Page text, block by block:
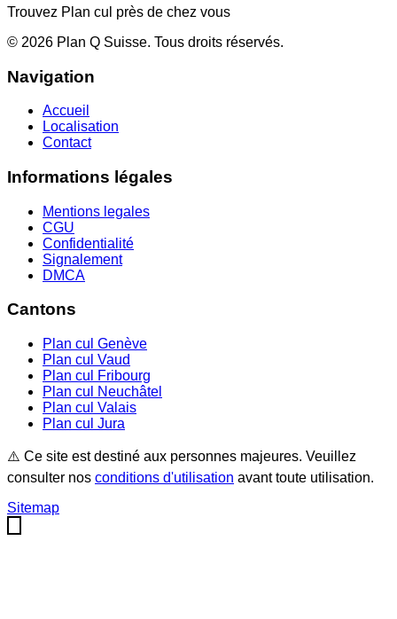
Trouvez Plan cul près de chez vous
© 2026 Plan Q Suisse. Tous droits réservés.
Navigation
Accueil
Localisation
Contact
Informations légales
Mentions legales
CGU
Confidentialité
Signalement
DMCA
Cantons
Plan cul Genève
Plan cul Vaud
Plan cul
Fribourg
Plan cul
Neuchâtel
Plan cul Valais
Plan cul Jura
⚠️ Ce site est destiné aux personnes majeures. Veuillez
consulter nos conditions d'utilisation avant toute utilisation.
Sitemap